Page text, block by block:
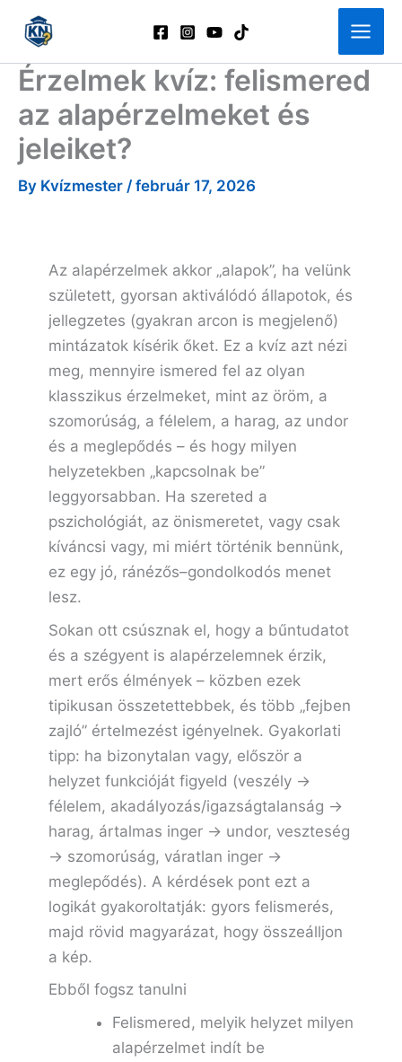
content
Érzelmek kvíz: felismered
az alapérzelmeket és
jeleiket?
By Kvízmester / február 17, 2026
Az alapérzelmek akkor „alapok”, ha velünk
született, gyorsan aktiválódó állapotok, és
jellegzetes (gyakran arcon is megjelenő)
mintázatok kísérik őket. Ez a kvíz azt nézi
meg, mennyire ismered fel az olyan
klasszikus érzelmeket, mint az öröm, a
szomorúság, a félelem, a harag, az undor
és a meglepődés – és hogy milyen
helyzetekben „kapcsolnak be”
leggyorsabban. Ha szereted a
pszichológiát, az önismeretet, vagy csak
kíváncsi vagy, mi miért történik bennünk,
ez egy jó, ránézős–gondolkodós menet
lesz.
Sokan ott csúsznak el, hogy a bűntudatot
és a szégyent is alapérzelemnek érzik,
mert erős élmények – közben ezek
tipikusan összetettebbek, és több „fejben
zajló” értelmezést igényelnek. Gyakorlati
tipp: ha bizonytalan vagy, először a
helyzet funkcióját figyeld (veszély →
félelem, akadályozás/igazságtalanság →
harag, ártalmas inger → undor, veszteség
→ szomorúság, váratlan inger →
meglepődés). A kérdések pont ezt a
logikát gyakoroltatják: gyors felismerés,
majd rövid magyarázat, hogy összeálljon
a kép.
Ebből fogsz tanulni
Felismered, melyik helyzet milyen
alapérzelmet indít be